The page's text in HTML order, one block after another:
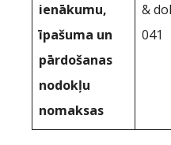
ienākumu,
īpašuma un
pārdošanas
nodokļu
nomaksas
&
041